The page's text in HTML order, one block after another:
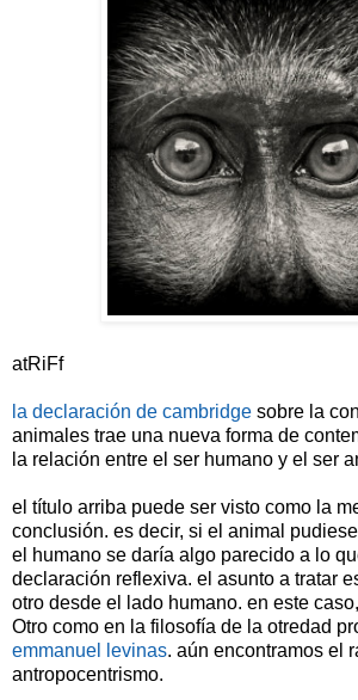
atRiFf
la declaración de cambridge sobre la
animales trae una nueva forma de
la relación entre el ser humano y el ser
el título arriba puede ser visto como la
conclusión. es decir, si el animal
el humano se daría algo parecido a lo
declaración reflexiva. el asunto a tratar
otro desde el lado humano. en este
Otro como en la filosofía de la otredad
emmanuel levinas. aún encontramos el
antropocentrismo.